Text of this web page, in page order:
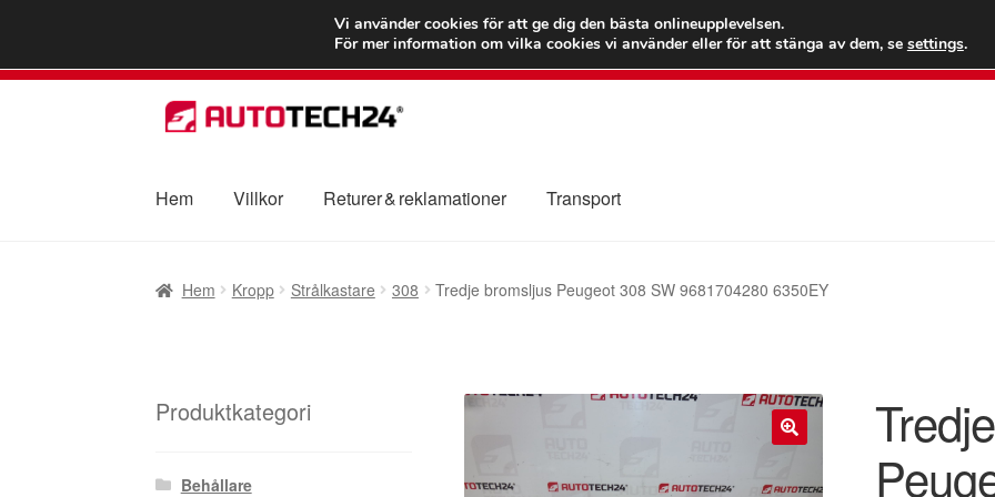
FRAKT från 75 kr
Ring
Hoppa
till
Hoppa
till
Hem Villkor Returer & reklamationer Transport
Hem Kropp Strålkastare 308 Tredje bromsljus Peugeot 308 SW 9681704280 6350EY
Produktkategori
Behållare
Vi använder cookies för att ge dig den bästa onlineupplevelsen.
För mer information om vilka cookies vi använder eller för att stänga av dem, se settings.